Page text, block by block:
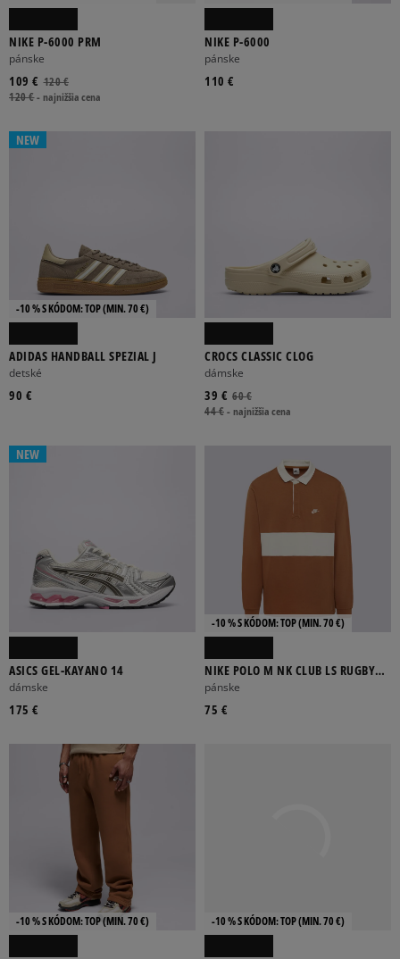
NIKE P-6000 PRM
pánske
120 €
109 €
120 €-najnižšia cena
NIKE P-6000
pánske
110 €
NEW
-10 % S KÓDOM: TOP (MIN. 70 €)
ADIDAS HANDBALL SPEZIAL J
detské
90 €
CROCS CLASSIC CLOG
dámske
60 €
39 €
44 €-najnižšia cena
NEW
ASICS GEL-KAYANO 14
dámske
175 €
-10 % S KÓDOM: TOP (MIN. 70 €)
NIKE POLO M NK CLUB LS RUGBY
TOP
pánske
75 €
-10 % S KÓDOM: TOP (MIN. 70 €) -10 % S KÓDOM: TOP (MIN. 70 €)